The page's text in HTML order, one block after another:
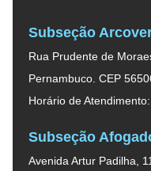
Subseção
Rua Prudente de
Pernambuco. CEP
Horário de
Subseção
Avenida Artur Padilha,